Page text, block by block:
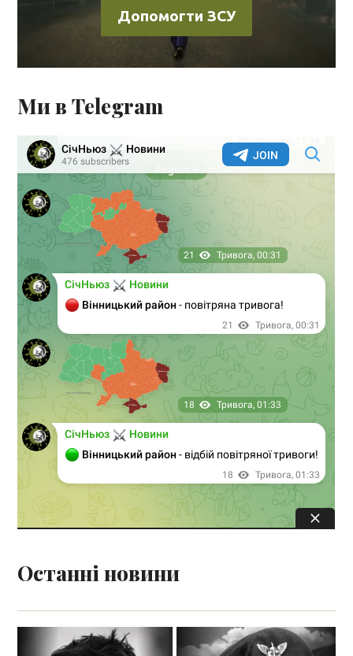
Допомогти ЗСУ
Ми в Telegram
Останні новини